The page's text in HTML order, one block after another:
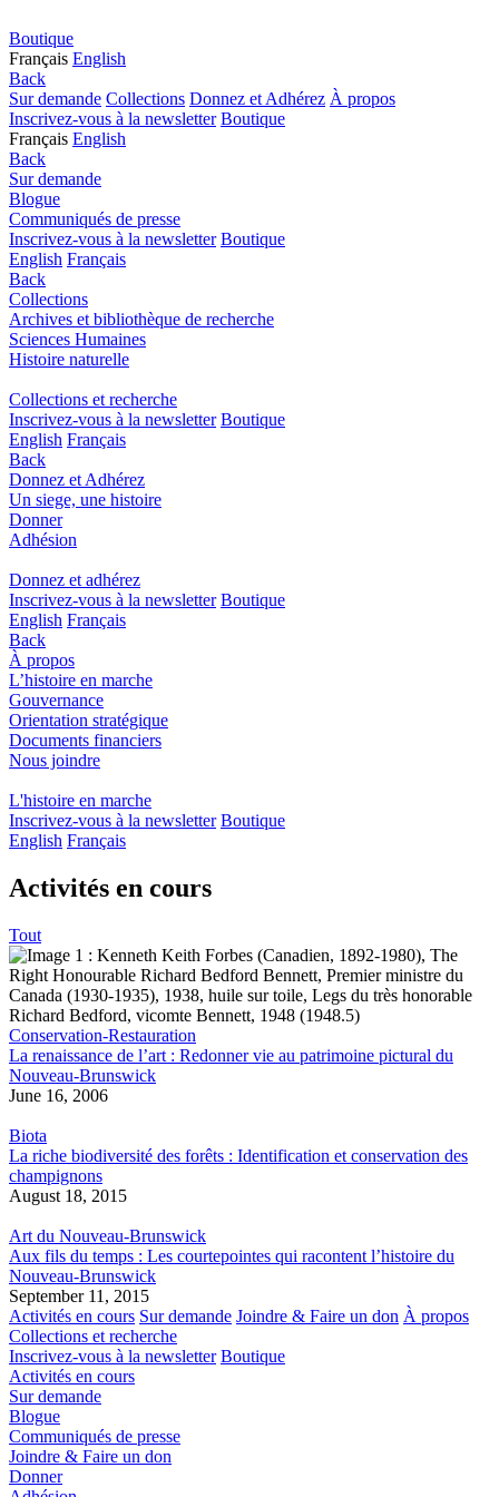
Boutique
Français English
Back
Sur demande Collections Donnez et Adhérez À propos
Inscrivez-vous à la newsletter Boutique
Français English
Back
Sur demande
Blogue
Communiqués de presse
Inscrivez-vous à la newsletter Boutique
English Français
Back
Collections
Archives et bibliothèque de recherche
Sciences Humaines
Histoire naturelle
Collections et recherche
Inscrivez-vous à la newsletter Boutique
English Français
Back
Donnez et Adhérez
Un siege, une histoire
Donner
Adhésion
Donnez et adhérez
Inscrivez-vous à la newsletter Boutique
English Français
Back
À propos
L’histoire en marche
Gouvernance
Orientation stratégique
Documents financiers
Nous joindre
L'histoire en marche
Inscrivez-vous à la newsletter Boutique
English Français
Activités en cours
Tout
Conservation-Restauration
La renaissance de l’art : Redonner vie au patrimoine pictural du
Nouveau-Brunswick
June 16, 2006
Biota
La riche biodiversité des forêts : Identification et conservation des
champignons
August 18, 2015
Art du Nouveau-Brunswick
Aux fils du temps : Les courtepointes qui racontent l’histoire du
Nouveau-Brunswick
September 11, 2015
Activités en cours Sur demande Joindre & Faire un don À propos
Collections et recherche
Inscrivez-vous à la newsletter Boutique
Activités en cours
Sur demande
Blogue
Communiqués de presse
Joindre & Faire un don
Donner